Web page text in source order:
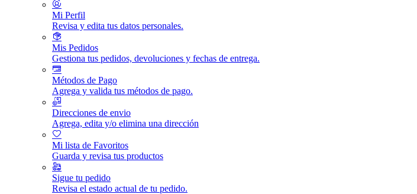
Mi Perfil
Revisa y edita tus datos personales.
Mis Pedidos
Gestiona tus pedidos, devoluciones y fechas de entrega.
Métodos de Pago
Agrega y valida tus métodos de pago.
Direcciones de envio
Agrega, edita y/o elimina una dirección
Mi lista de Favoritos
Guarda y revisa tus productos
Sigue tu pedido
Revisa el estado actual de tu pedido.